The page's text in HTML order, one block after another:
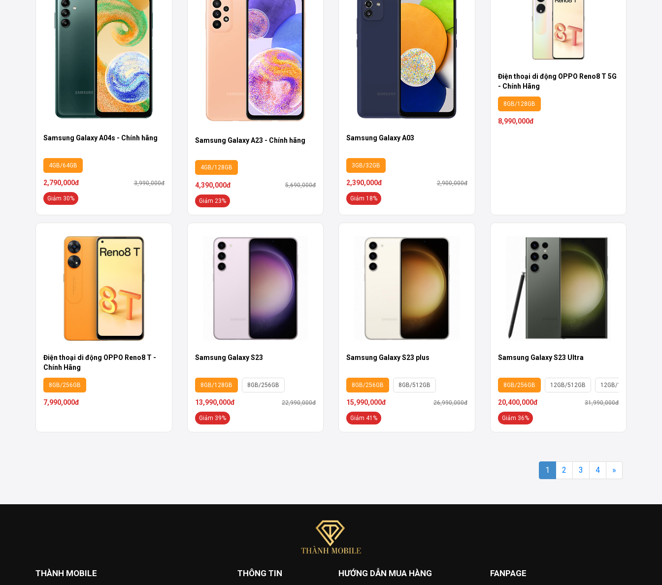
Samsung Galaxy A04s - Chính hãng
4GB/64GB
2,790,000đ 3,990,000đ
Giảm 30%
Samsung Galaxy A23 - Chính hãng
4GB/128GB
4,390,000đ 5,690,000đ
Giảm 23%
Samsung Galaxy A03
3GB/32GB
2,390,000đ 2,900,000đ
Giảm 18%
Điện thoại di động OPPO Reno8 T 5G
- Chính Hãng
8GB/128GB
8,990,000đ
Điện thoại di động OPPO Reno8 T -
Chính Hãng
8GB/256GB
7,990,000đ
Samsung Galaxy S23
8GB/128GB 8GB/256GB
13,990,000đ 22,990,000đ
Giảm 39%
Samsung Galaxy S23 plus
8GB/256GB 8GB/512GB
15,990,000đ 26,990,000đ
Giảm 41%
Samsung Galaxy S23 Ultra
8GB/256GB 12GB/512GB 12GB/1TB
20,400,000đ 31,990,000đ
Giảm 36%
1 2 3 4 »
THÀNH MOBILE THÔNG TIN HƯỚNG DẪN MUA HÀNG FANPAGE